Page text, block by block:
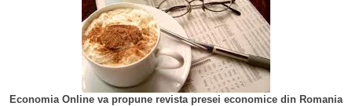
Economia Online va propune revista presei economice din Romania